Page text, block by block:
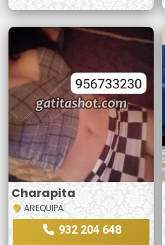
Charapita
AREQUIPA
932 204 648